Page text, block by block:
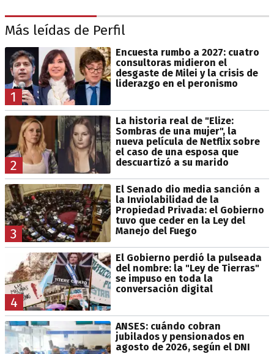
Más leídas de Perfil
1
Encuesta rumbo a 2027: cuatro
consultoras midieron el
desgaste de Milei y la crisis de
liderazgo en el peronismo
2
La historia real de "Elize:
Sombras de una mujer", la
nueva película de Netflix sobre
el caso de una esposa que
descuartizó a su marido
3
El Senado dio media sanción a
la Inviolabilidad de la
Propiedad Privada: el Gobierno
tuvo que ceder en la Ley del
Manejo del Fuego
4
El Gobierno perdió la pulseada
del nombre: la "Ley de Tierras"
se impuso en toda la
conversación digital
ANSES: cuándo cobran
jubilados y pensionados en
agosto de 2026, según el DNI